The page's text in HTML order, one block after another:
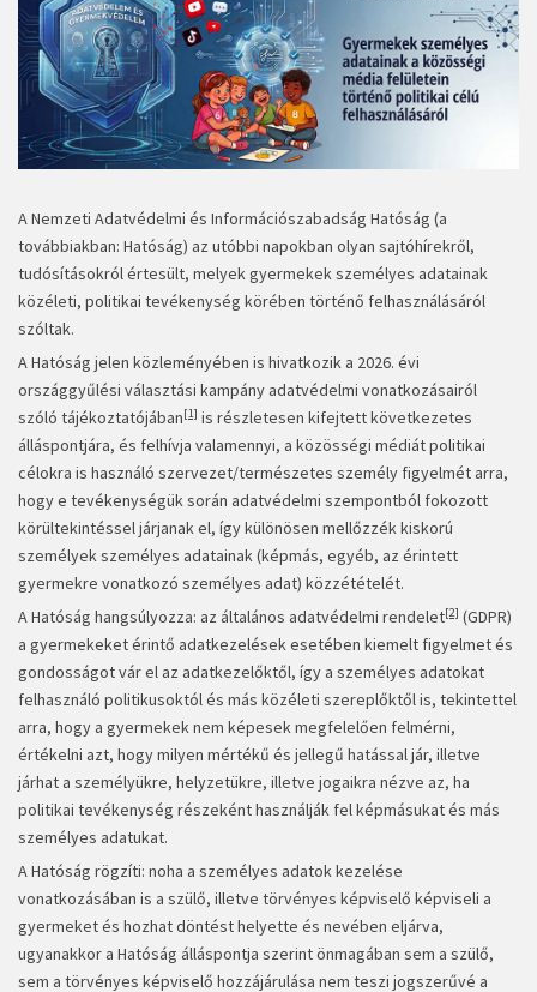
A Nemzeti Adatvédelmi és Információszabadság Hatóság (a
továbbiakban: Hatóság) az utóbbi napokban olyan sajtóhírekről,
tudósításokról értesült, melyek gyermekek személyes adatainak
közéleti, politikai tevékenység körében történő felhasználásáról
szóltak.
A Hatóság jelen közleményében is hivatkozik a 2026. évi
országgyűlési választási kampány adatvédelmi vonatkozásairól
szóló tájékoztatójában[1] is részletesen kifejtett következetes
álláspontjára, és felhívja valamennyi, a közösségi médiát politikai
célokra is használó szervezet/természetes személy figyelmét arra,
hogy e tevékenységük során adatvédelmi szempontból fokozott
körültekintéssel járjanak el, így különösen mellőzzék kiskorú
személyek személyes adatainak (képmás, egyéb, az érintett
gyermekre vonatkozó személyes adat) közzétételét.
A Hatóság hangsúlyozza: az általános adatvédelmi rendelet[2] (GDPR)
a gyermekeket érintő adatkezelések esetében kiemelt figyelmet és
gondosságot vár el az adatkezelőktől, így a személyes adatokat
felhasználó politikusoktól és más közéleti szereplőktől is, tekintettel
arra, hogy a gyermekek nem képesek megfelelően felmérni,
értékelni azt, hogy milyen mértékű és jellegű hatással jár, illetve
járhat a személyükre, helyzetükre, illetve jogaikra nézve az, ha
politikai tevékenység részeként használják fel képmásukat és más
személyes adatukat.
A Hatóság rögzíti: noha a személyes adatok kezelése
vonatkozásában is a szülő, illetve törvényes képviselő képviseli a
gyermeket és hozhat döntést helyette és nevében eljárva,
ugyanakkor a Hatóság álláspontja szerint önmagában sem a szülő,
sem a törvényes képviselő hozzájárulása nem teszi jogszerűvé a